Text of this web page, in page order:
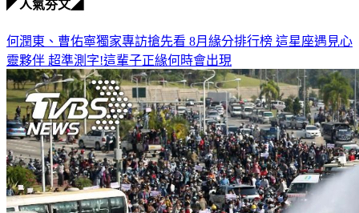
◤人氣夯文◢
何潤東、曹佑寧獨家專訪搶先看 8月緣分排行榜 這星座遇見心
靈夥伴 超準測字!這輩子正緣何時會出現